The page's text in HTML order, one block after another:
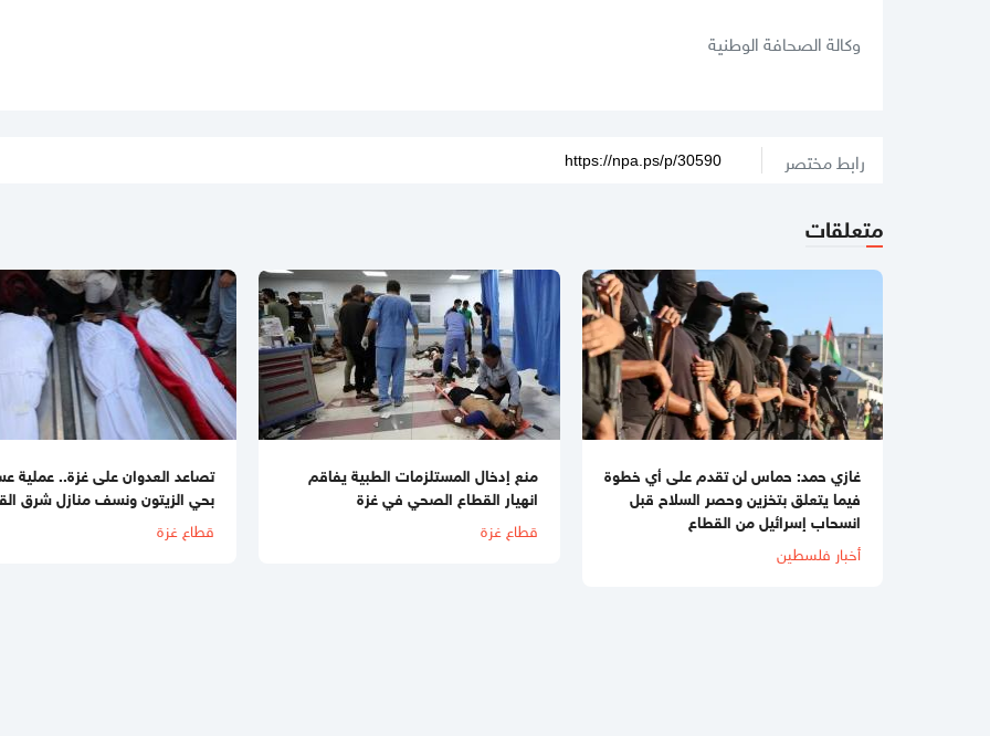
وكالة الصحافة الوطنية
رابط مختصر
متعلقات
غازي حمد: حماس لن تقدم على أي خطوة
فيما يتعلق بتخزين وحصر السلاح قبل
انسحاب إسرائيل من القطاع
أخبار فلسطين
منع إدخال المستلزمات الطبية يفاقم
انهيار القطاع الصحي في غزة
قطاع غزة
تصاعد العدوان على غزة.. عملية
بحي الزيتون ونسف منازل شرق
قطاع غزة